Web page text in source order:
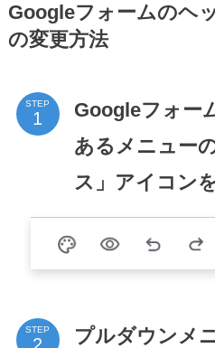
Googleフォームのヘ
の変更方法
STEP
Googleフォー
あるメニュー
ス」アイコン
STEP
プルダウンメ